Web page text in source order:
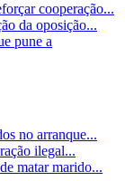
cooperação...
da oposição...
pune a
no arranque...
ilegal...
matar marido...